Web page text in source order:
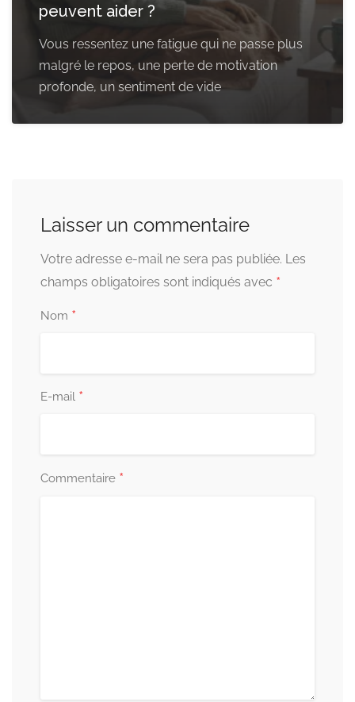
peuvent aider ?
Vous ressentez une fatigue qui ne passe plus
malgré le repos, une perte de motivation
profonde, un sentiment de vide
Laisser un commentaire
Votre adresse e-mail ne sera pas publiée. Les
champs obligatoires sont indiqués avec *
Nom *
E-mail *
Commentaire *